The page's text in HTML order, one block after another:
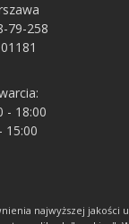
79-258
- 18:00
15:00
najwyższej jakości